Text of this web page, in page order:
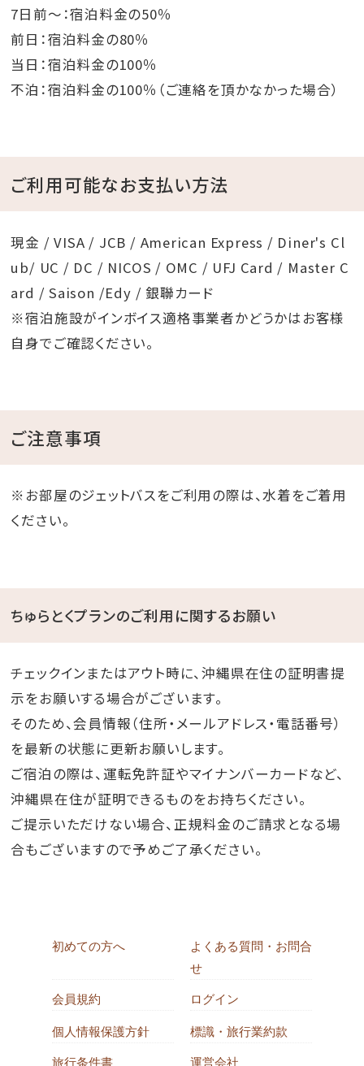
7日前～：宿泊料金の50％
前日：宿泊料金の80％
当日：宿泊料金の100％
不泊：宿泊料金の100％（ご連絡を頂かなかった場合）
ご利用可能なお支払い方法
現金 / VISA / JCB / American Express / Diner's Cl
ub/ UC / DC / NICOS / OMC / UFJ Card / Master C
ard / Saison /Edy / 銀聯カード
※宿泊施設がインボイス適格事業者かどうかはお客様
自身でご確認ください。
ご注意事項
※お部屋のジェットバスをご利用の際は、水着をご着用
ください。
ちゅらとくプランのご利用に関するお願い
チェックインまたはアウト時に、沖縄県在住の証明書提
示をお願いする場合がございます。
そのため、会員情報（住所・メールアドレス・電話番号）
を最新の状態に更新お願いします。
ご宿泊の際は、運転免許証やマイナンバーカードなど、
沖縄県在住が証明できるものをお持ちください。
ご提示いただけない場合、正規料金のご請求となる場
合もございますので予めご了承ください。
初めての方へ
よくある質問・お問合
せ
会員規約 ログイン
個人情報保護方針 標識・旅行業約款
旅行条件書 運営会社